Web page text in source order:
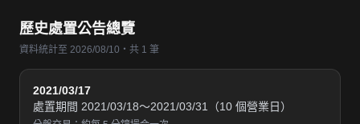
歷史處置公告總覽
資料統計至 2026/08/10・共 1 筆
2021/03/17
處置期間 2021/03/18～2021/03/31（10 個營業日）